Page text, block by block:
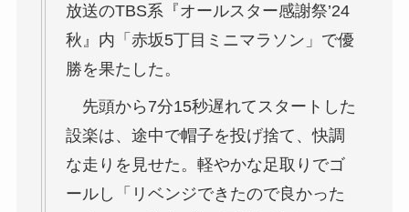
放送のTBS系『オールスター感謝祭’24
秋』内「赤坂5丁目ミニマラソン」で優
勝を果たした。
先頭から7分15秒遅れてスタートした
設楽は、途中で帽子を投げ捨て、快調
な走りを見せた。軽やかな足取りでゴ
ールし「リベンジできたので良かった